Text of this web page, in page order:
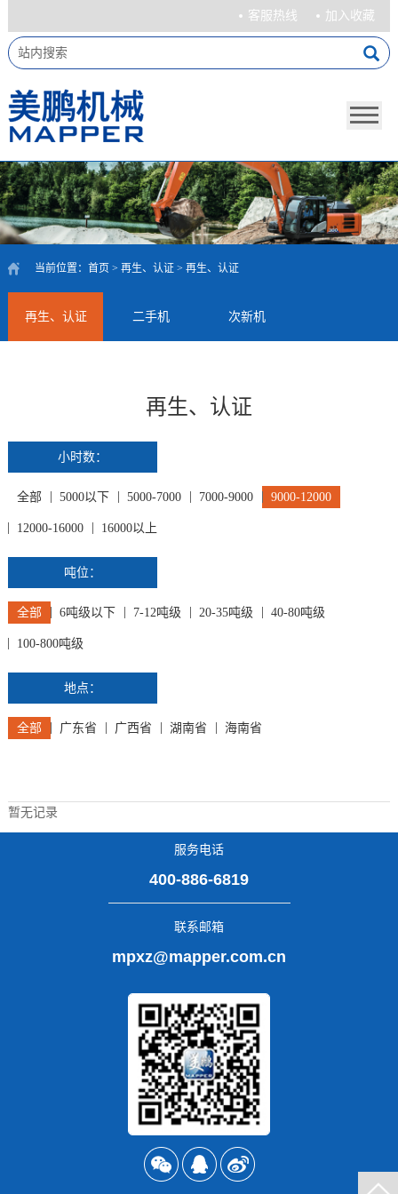
客服热线 加入收藏
当前位置： 首页 > 再生、认证 > 再生、认证
再生、认证 二手机 次新机
再生、认证
小时数：
全部 5000以下 5000-7000 7000-9000 9000-12000
12000-16000 16000以上
吨位：
全部 6吨级以下 7-12吨级 20-35吨级 40-80吨级
100-800吨级
地点：
全部 广东省 广西省 湖南省 海南省
暂无记录
服务电话
400-886-6819
联系邮箱
mpxz@mapper.com.cn